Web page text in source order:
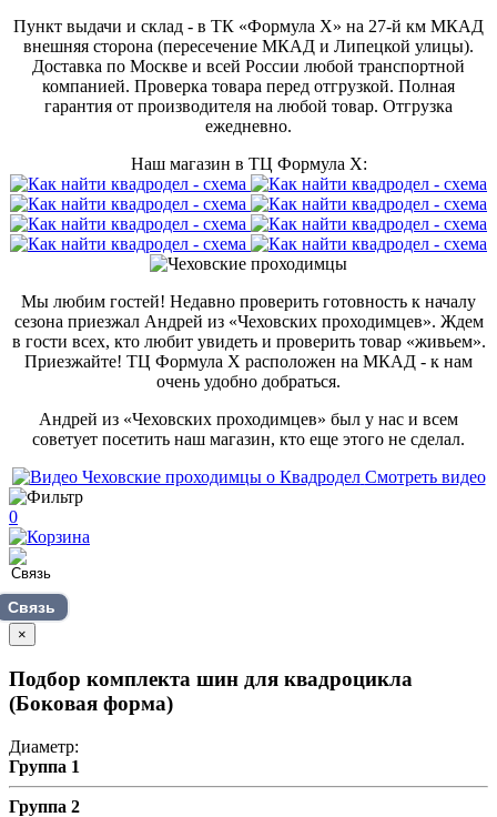
Пункт выдачи и склад - в ТК «Формула X» на 27-й км МКАД
внешняя сторона (пересечение МКАД и Липецкой улицы).
Доставка по Москве и всей России любой транспортной
компанией. Проверка товара перед отгрузкой. Полная
гарантия от производителя на любой товар. Отгрузка
ежедневно.
Наш магазин в ТЦ Формула Х:
Мы любим гостей! Недавно проверить готовность к началу
сезона приезжал Андрей из «Чеховских проходимцев». Ждем
в гости всех, кто любит увидеть и проверить товар «живьем».
Приезжайте! ТЦ Формула Х расположен на МКАД - к нам
очень удобно добраться.
Андрей из «Чеховских проходимцев» был у нас и всем
советует посетить наш магазин, кто еще этого не сделал.
Смотреть видео
0
Связь
×
Подбор комплекта шин для квадроцикла
(Боковая форма)
Диаметр:
Группа 1
Группа 2